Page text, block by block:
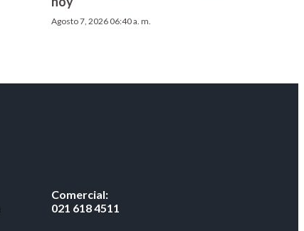
Agosto 7, 2026 06:40 a. m.
Comercial:
021 618 4511